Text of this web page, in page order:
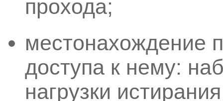
прохода;
местонахождение
доступа к нему:
нагрузки